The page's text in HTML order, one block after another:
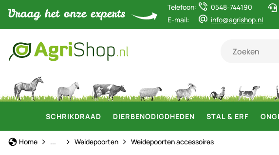
Telefoon:
0548-744190
E-mail:
info@agrishop.nl
SCHRIKDRAAD DIERBENODIGDHEDEN STAL & ERF
Home Schrikdraad
... Weidepoorten Weidepoorten accessoires